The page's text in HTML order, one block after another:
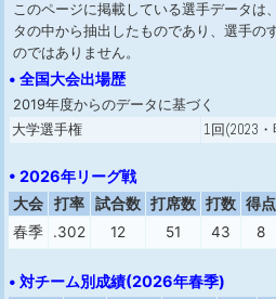
このページに掲載している選手データは
タの中から抽出したものであり、選手の
のではありません。
• 全国大会出場歴
2019年度からのデータに基づく
大学選手権 1回(2023
• 2026年リーグ戦
大会 打率 試合数 打席数 打数 得点
春季
.302 12 51 43 8
• 対チーム別成績(2026年春季)